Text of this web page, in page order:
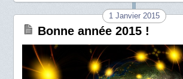
1 Janvier 2015
Bonne année 2015 !